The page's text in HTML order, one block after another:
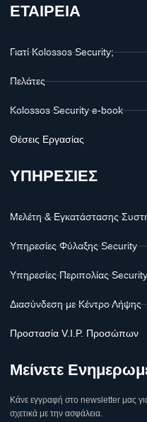
ΕΤΑΙΡΕΙΑ
Γιατί Kolossos Security;
Πελάτες
Kolossos Security e-book
Θέσεις Εργασίας
ΥΠΗΡΕΣΙΕΣ
Μελέτη & Εγκατάστασης
Υπηρεσίες Φύλαξης Security
Υπηρεσίες Περιπολίας Security
Διασύνδεση με Κέντρο Λήψης
Προστασία V.I.P. Προσώπων
Μείνετε
Κάνε εγγραφή στο newsletter μας
σχετικά με την ασφάλεια.